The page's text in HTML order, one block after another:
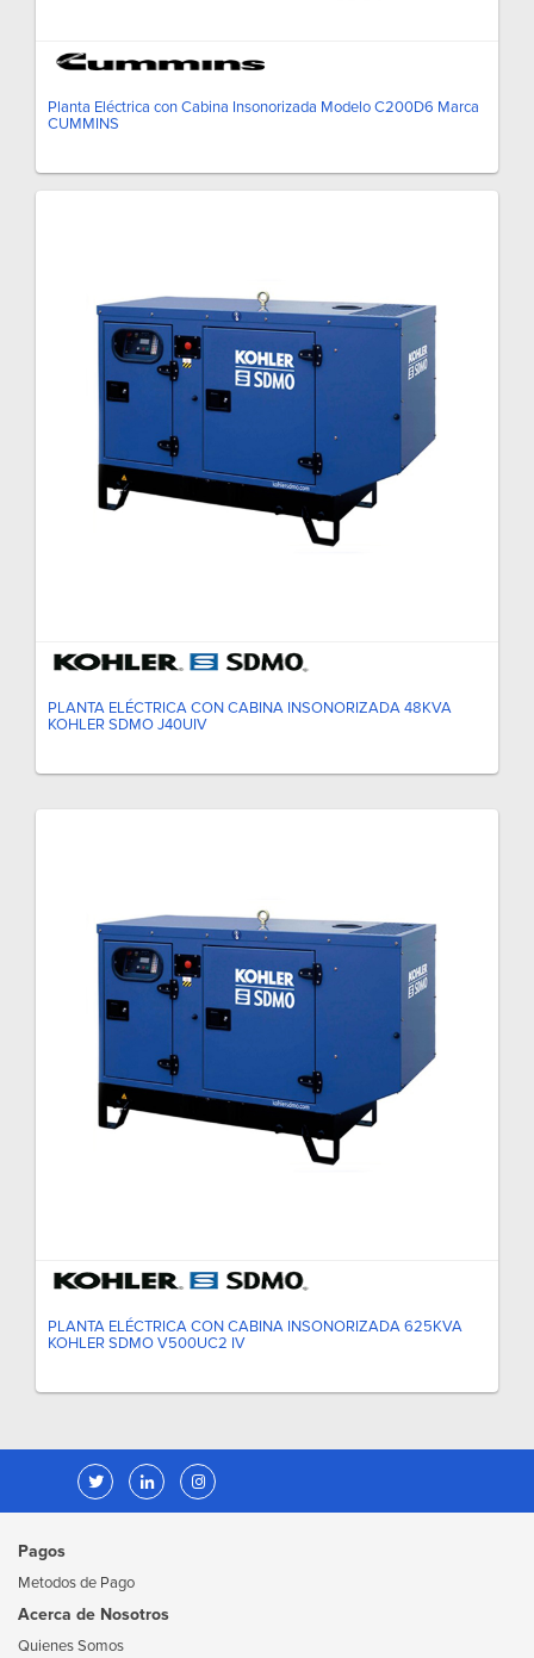
Planta Eléctrica con Cabina Insonorizada Modelo C200D6 Marca
CUMMINS
PLANTA ELÉCTRICA CON CABINA INSONORIZADA 48KVA
KOHLER SDMO J40UIV
PLANTA ELÉCTRICA CON CABINA INSONORIZADA 625KVA
KOHLER SDMO V500UC2 IV
Pagos
Metodos de Pago
Acerca de Nosotros
Quienes Somos